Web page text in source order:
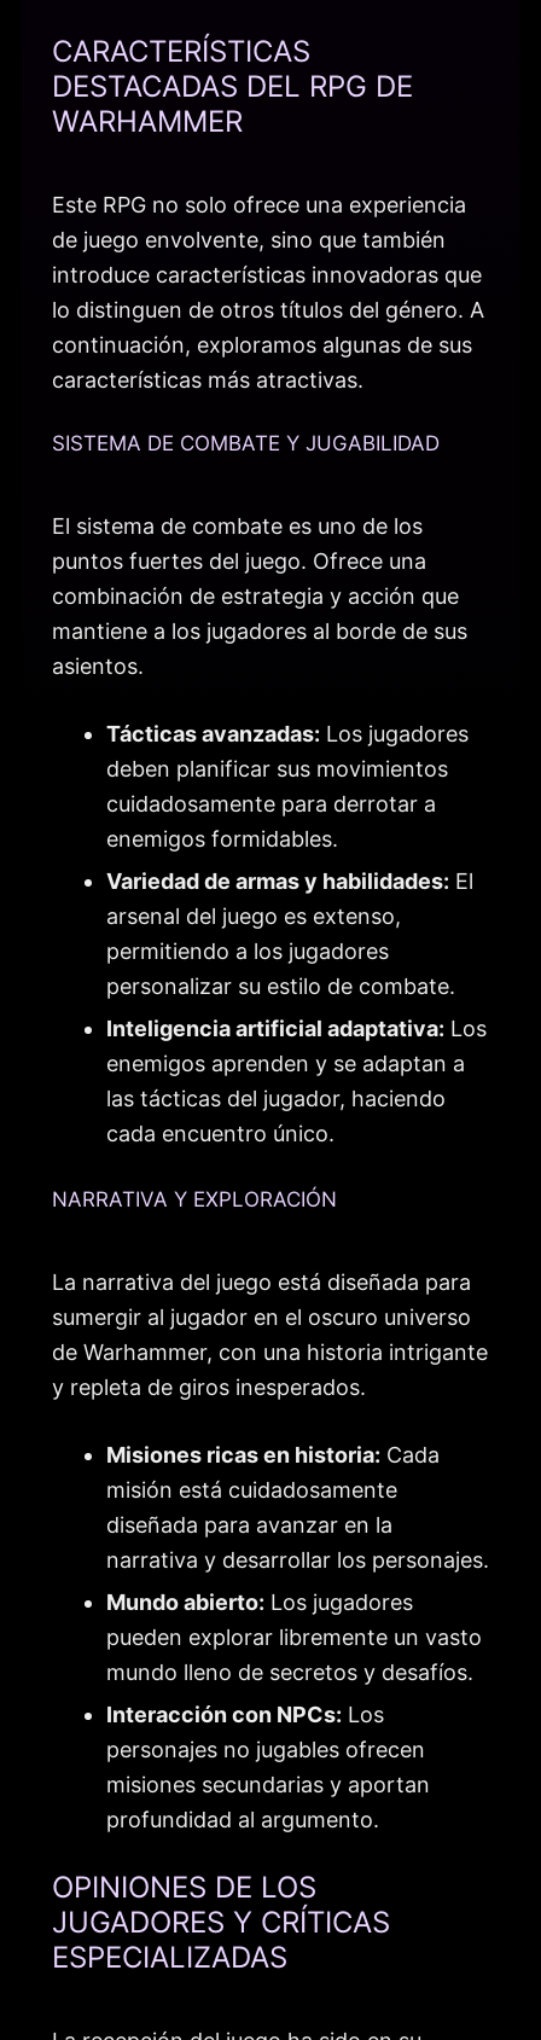
CARACTERÍSTICAS
DESTACADAS DEL RPG DE
WARHAMMER
Este RPG no solo ofrece una experiencia
de juego envolvente, sino que también
introduce características innovadoras que
lo distinguen de otros títulos del género. A
continuación, exploramos algunas de sus
características más atractivas.
SISTEMA DE COMBATE Y JUGABILIDAD
El sistema de combate es uno de los
puntos fuertes del juego. Ofrece una
combinación de estrategia y acción que
mantiene a los jugadores al borde de sus
asientos.
Tácticas avanzadas: Los jugadores
deben planificar sus movimientos
cuidadosamente para derrotar a
enemigos formidables.
Variedad de armas y habilidades: El
arsenal del juego es extenso,
permitiendo a los jugadores
personalizar su estilo de combate.
Inteligencia artificial adaptativa: Los
enemigos aprenden y se adaptan a
las tácticas del jugador, haciendo
cada encuentro único.
NARRATIVA Y EXPLORACIÓN
La narrativa del juego está diseñada para
sumergir al jugador en el oscuro universo
de Warhammer, con una historia intrigante
y repleta de giros inesperados.
Misiones ricas en historia: Cada
misión está cuidadosamente
diseñada para avanzar en la
narrativa y desarrollar los personajes.
Mundo abierto: Los jugadores
pueden explorar libremente un vasto
mundo lleno de secretos y desafíos.
Interacción con NPCs: Los
personajes no jugables ofrecen
misiones secundarias y aportan
profundidad al argumento.
OPINIONES DE LOS
JUGADORES Y CRÍTICAS
ESPECIALIZADAS